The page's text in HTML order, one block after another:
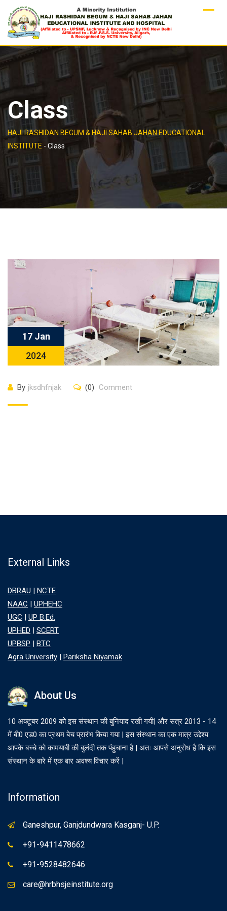
content
Class
HAJI RASHIDAN BEGUM & HAJI SAHAB JAHAN EDUCATIONAL
INSTITUTE - Class
17 Jan
2024
By jksdhfnjak (0) Comment
External Links
DBRAU | NCTE
NAAC | UPHEHC
UGC | UP B.Ed.
UPHED | SCERT
UPBSP | BTC
Agra University | Pariksha Niyamak
About Us
10 अक्टूबर 2009 को इस संस्थान की बुनियाद रखी गयी| और सत्र 2013 - 14
में बी0 एड0 का प्रथम बेच प्रारंभ किया गया | इस संस्थान का एक मात्र उद्देश्य
आपके बच्चे को कामयाबी की बुलंदी तक पंहुचाना है | अतः आपसे अनुरोध है कि इस
संस्थान के बारे में एक बार अवश्य विचार करें |
Information
Ganeshpur, Ganjdundwara Kasganj- U.P.
+91-9411478662
+91-9528482646
care@hrbhsjeinstitute.org